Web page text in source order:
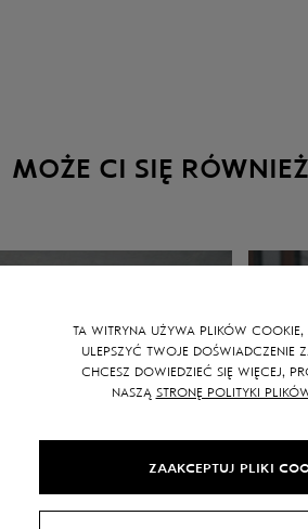
TA WITRYNA UŻYWA PLIKÓW COOKIE,
ULEPSZYĆ TWOJE DOŚWIADCZENIE
CHCESZ DOWIEDZIEĆ SIĘ WIĘCEJ,
NASZĄ STRONĘ POLITYKI
ZAAKCEPTUJ PLIKI
MOŻE CI SIĘ